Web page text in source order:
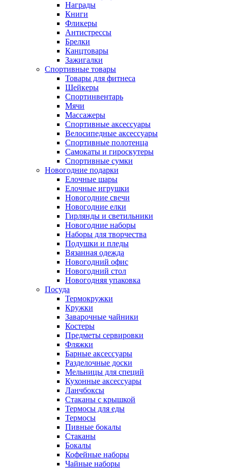
Награды
Книги
Фликеры
Антистрессы
Брелки
Канцтовары
Зажигалки
Спортивные товары
Товары для фитнеса
Шейкеры
Спортинвентарь
Мячи
Массажеры
Спортивные аксессуары
Велосипедные аксессуары
Спортивные полотенца
Самокаты и гироскутеры
Спортивные сумки
Новогодние подарки
Елочные шары
Елочные игрушки
Новогодние свечи
Новогодние елки
Гирлянды и светильники
Новогодние наборы
Наборы для творчества
Подушки и пледы
Вязанная одежда
Новогодний офис
Новогодний стол
Новогодняя упаковка
Посуда
Термокружки
Кружки
Заварочные чайники
Костеры
Предметы сервировки
Фляжки
Барные аксессуары
Разделочные доски
Мельницы для специй
Кухонные аксессуары
Ланчбоксы
Стаканы с крышкой
Термосы для еды
Термосы
Пивные бокалы
Стаканы
Бокалы
Кофейные наборы
Чайные наборы